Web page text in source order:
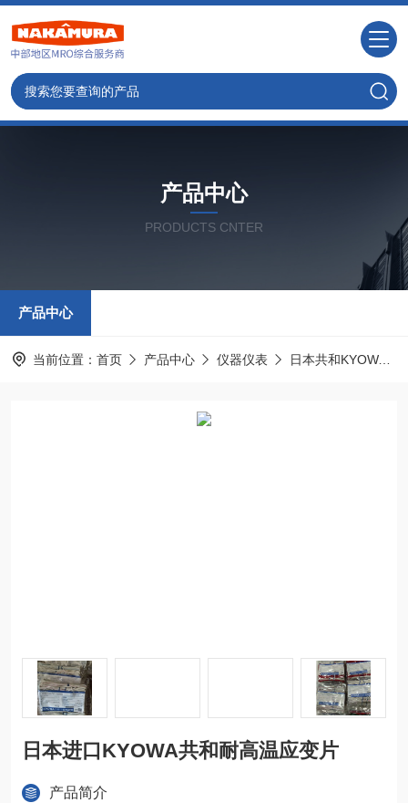
产品中心
PRODUCTS CNTER
产品中心
当前位置： 首页 产品中心 仪器仪表 日本共和KYOWA
日本进口KYOWA共和耐高温应变片
产品简介